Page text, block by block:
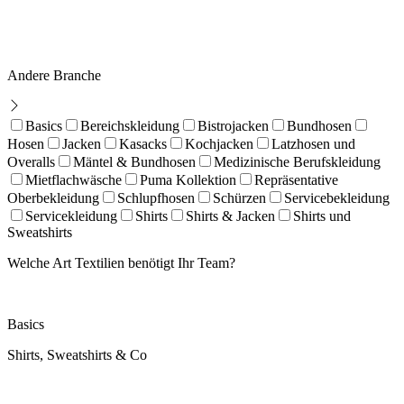
Andere Branche
Basics Bereichskleidung Bistrojacken
Bundhosen
Hosen
Jacken Kasacks Kochjacken
Latzhosen und
Overalls
Mäntel & Bundhosen
Medizinische Berufskleidung
Mietflachwäsche
Puma Kollektion
Repräsentative
Oberbekleidung
Schlupfhosen Schürzen
Servicebekleidung
Servicekleidung
Shirts Shirts & Jacken
Shirts und
Sweatshirts
Welche Art Textilien benötigt Ihr Team?
Basics
Shirts, Sweatshirts & Co